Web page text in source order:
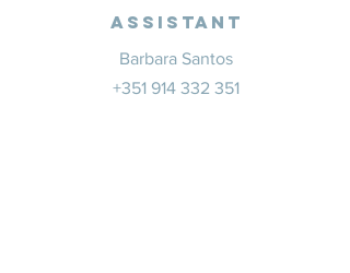
Assistant
Barbara Santos
+351 914 332 351